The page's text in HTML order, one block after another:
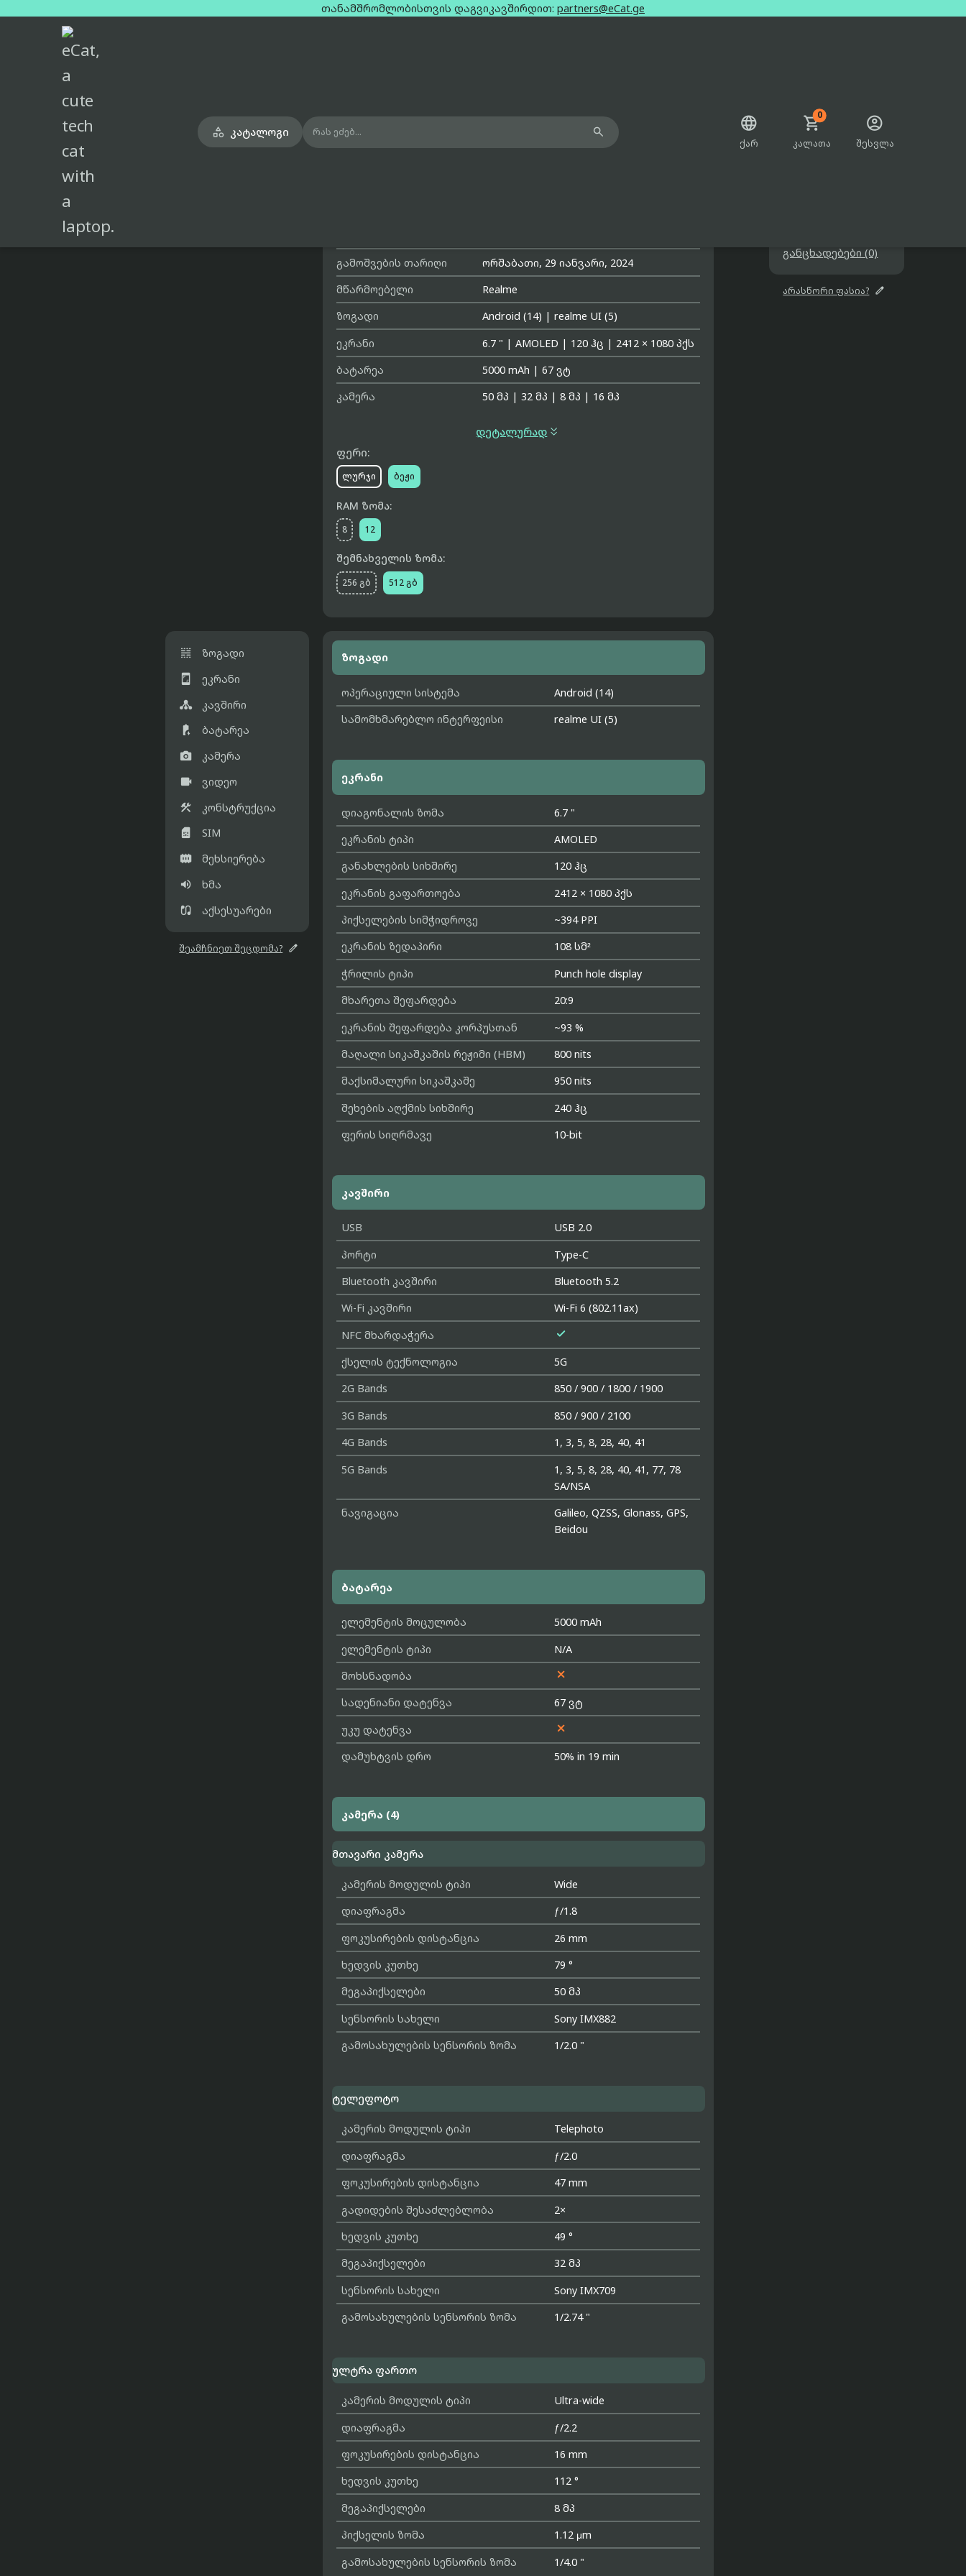
თანამშრომლობისთვის დაგვიკავშირდით: partners@eCat.ge
 კატალოგი  
ქარ
0

კალათა

შესვლა
მთავარი
 
გამოშვების თარიღი
ორშაბათი, 29 იანვარი, 2024
მწარმოებელი
Realme
ზოგადი
Android (14) | realme UI (5)
ეკრანი
6.7 " | AMOLED | 120 ჰც | 2412 × 1080 პქს
ბატარეა
5000 mAh | 67 ვტ
კამერა
50 მპ | 32 მპ | 8 მპ | 16 მპ
დეტალურად 
ფერი:
ლურჯი ბეჟი
RAM ზომა:
8 12
შემნახველის ზომა:
256 გბ 512 გბ
განცხადებები (0)
არასწორი ფასია? 
 ზოგადი
 ეკრანი
 კავშირი
 ბატარეა
 კამერა
 ვიდეო
 კონსტრუქცია
 SIM
 მეხსიერება
 ხმა
 აქსესუარები
შეამჩნიეთ შეცდომა? 
ზოგადი
ოპერაციული სისტემა
Android (14)
სამომხმარებლო ინტერფეისი
realme UI (5)
ეკრანი
დიაგონალის ზომა
6.7 "
ეკრანის ტიპი
AMOLED
განახლების სიხშირე
120 ჰც
ეკრანის გაფართოება
2412 × 1080 პქს
პიქსელების სიმჭიდროვე
~394 PPI
ეკრანის ზედაპირი
108 სმ²
ჭრილის ტიპი
Punch hole display
მხარეთა შეფარდება
20:9
ეკრანის შეფარდება კორპუსთან
~93 %
მაღალი სიკაშკაშის რეჟიმი (HBM)
800 nits
მაქსიმალური სიკაშკაშე
950 nits
შეხების აღქმის სიხშირე
240 ჰც
ფერის სიღრმავე
10-bit
კავშირი
USB
USB 2.0
პორტი
Type-C
Bluetooth კავშირი
Bluetooth 5.2
Wi-Fi კავშირი
Wi-Fi 6 (802.11ax)
NFC მხარდაჭერა

ქსელის ტექნოლოგია
5G
2G Bands
850 / 900 / 1800 / 1900
3G Bands
850 / 900 / 2100
4G Bands
1, 3, 5, 8, 28, 40, 41
5G Bands
1, 3, 5, 8, 28, 40, 41, 77, 78
SA/NSA
ნავიგაცია
Galileo, QZSS, Glonass, GPS,
Beidou
ბატარეა
ელემენტის მოცულობა
5000 mAh
ელემენტის ტიპი
N/A
მოხსნადობა

სადენიანი დატენვა
67 ვტ
უკუ დატენვა

დამუხტვის დრო 50% in 19 min
კამერა (4)
მთავარი კამერა
კამერის მოდულის ტიპი
Wide
დიაფრაგმა
ƒ/1.8
ფოკუსირების დისტანცია
26 mm
ხედვის კუთხე
79 °
მეგაპიქსელები
50 მპ
სენსორის სახელი
Sony IMX882
გამოსახულების სენსორის ზომა
1/2.0 "
ტელეფოტო
კამერის მოდულის ტიპი
Telephoto
დიაფრაგმა
ƒ/2.0
ფოკუსირების დისტანცია
47 mm
გადიდების შესაძლებლობა
2×
ხედვის კუთხე
49 °
მეგაპიქსელები
32 მპ
სენსორის სახელი
Sony IMX709
გამოსახულების სენსორის ზომა
1/2.74 "
ულტრა ფართო
კამერის მოდულის ტიპი
Ultra-wide
დიაფრაგმა
ƒ/2.2
ფოკუსირების დისტანცია
16 mm
ხედვის კუთხე
112 °
მეგაპიქსელები
8 მპ
პიქსელის ზომა
1.12 μm
გამოსახულების სენსორის ზომა
1/4.0 "